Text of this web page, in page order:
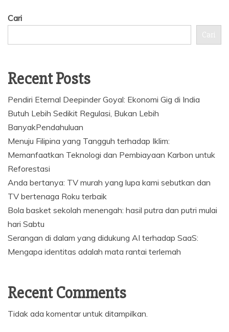
Cari
Cari
Recent Posts
Pendiri Eternal Deepinder Goyal: Ekonomi Gig di India
Butuh Lebih Sedikit Regulasi, Bukan Lebih
BanyakPendahuluan
Menuju Filipina yang Tangguh terhadap Iklim:
Memanfaatkan Teknologi dan Pembiayaan Karbon untuk
Reforestasi
Anda bertanya: TV murah yang lupa kami sebutkan dan
TV bertenaga Roku terbaik
Bola basket sekolah menengah: hasil putra dan putri mulai
hari Sabtu
Serangan di dalam yang didukung AI terhadap SaaS:
Mengapa identitas adalah mata rantai terlemah
Recent Comments
Tidak ada komentar untuk ditampilkan.